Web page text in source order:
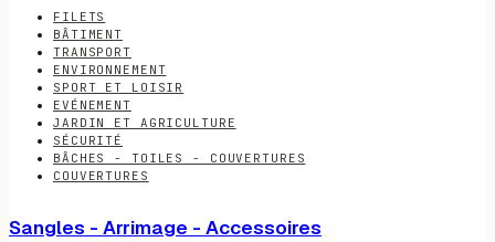
FILETS
BÂTIMENT
TRANSPORT
ENVIRONNEMENT
SPORT ET LOISIR
EVÉNEMENT
JARDIN ET AGRICULTURE
SÉCURITÉ
BÂCHES - TOILES - COUVERTURES
COUVERTURES
Sangles - Arrimage - Accessoires